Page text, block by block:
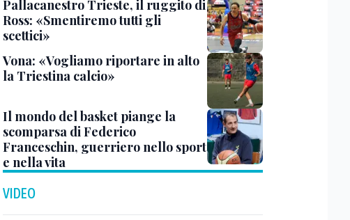
Pallacanestro Trieste, il ruggito di
Ross: «Smentiremo tutti gli
scettici»
Vona: «Vogliamo riportare in alto
la Triestina calcio»
Il mondo del basket piange la
scomparsa di Federico
Franceschin, guerriero nello sport
e nella vita
VIDEO